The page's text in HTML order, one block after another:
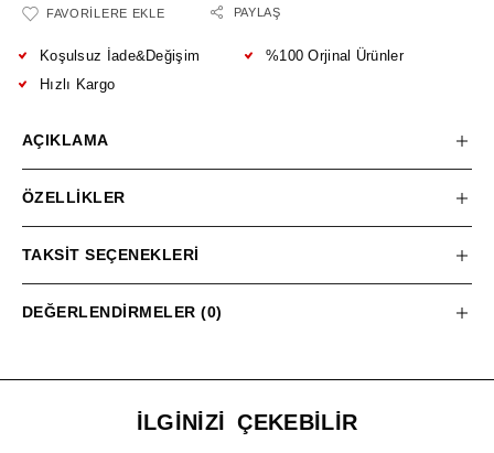
FAVORILERE EKLE PAYLAŞ
Koşulsuz İade&Değişim
Hızlı Kargo
%100 Orjinal Ürünler
AÇIKLAMA
ÖZELLIKLER
TAKSIT SEÇENEKLERI
DEĞERLENDIRMELER (0)
İLGINIZI ÇEKEBILIR